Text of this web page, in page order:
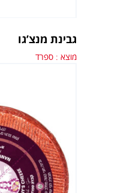
גבינת מנצ’גו
מוצא : ספרד